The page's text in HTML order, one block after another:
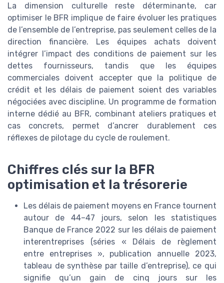
La dimension culturelle reste déterminante, car
optimiser le BFR implique de faire évoluer les pratiques
de l’ensemble de l’entreprise, pas seulement celles de la
direction financière. Les équipes achats doivent
intégrer l’impact des conditions de paiement sur les
dettes fournisseurs, tandis que les équipes
commerciales doivent accepter que la politique de
crédit et les délais de paiement soient des variables
négociées avec discipline. Un programme de formation
interne dédié au BFR, combinant ateliers pratiques et
cas concrets, permet d’ancrer durablement ces
réflexes de pilotage du cycle de roulement.
Chiffres clés sur la BFR
optimisation et la trésorerie
Les délais de paiement moyens en France tournent
autour de 44–47 jours, selon les statistiques
Banque de France 2022 sur les délais de paiement
interentreprises (séries « Délais de règlement
entre entreprises », publication annuelle 2023,
tableau de synthèse par taille d’entreprise), ce qui
signifie qu’un gain de cinq jours sur les